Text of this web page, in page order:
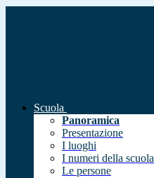
Scuola
Panoramica
Presentazione
I luoghi
I numeri della scuola
Le persone